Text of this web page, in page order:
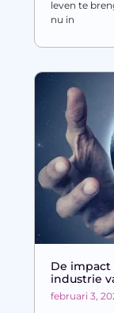
leven te
nu in
De
industrie
februari 3,